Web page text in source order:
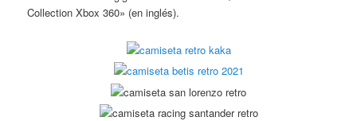
Collection Xbox 360» (en inglés).